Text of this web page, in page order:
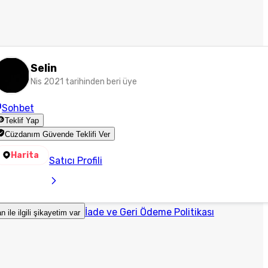
Selin
Nis 2021 tarihinden beri üye
Sohbet
Teklif Yap
Cüzdanım Güvende Teklifi Ver
Harita Satıcı Profili
ile ilgili şikayetim var İade ve Geri Ödeme Politikası